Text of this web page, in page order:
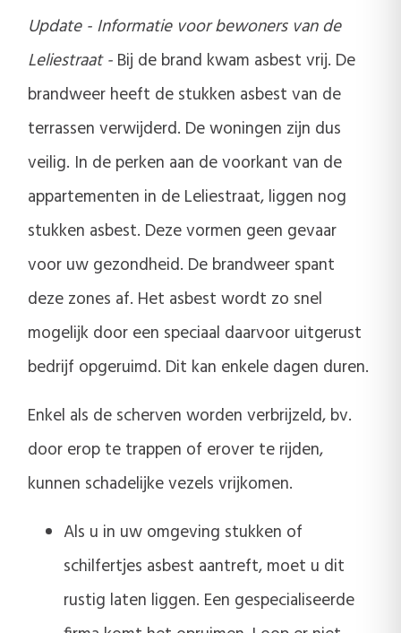
Update - Informatie voor bewoners van de
Leliestraat - Bij de brand kwam asbest vrij. De
brandweer heeft de stukken asbest van de
terrassen verwijderd. De woningen zijn dus
veilig. In de perken aan de voorkant van de
appartementen in de Leliestraat, liggen nog
stukken asbest. Deze vormen geen gevaar
voor uw gezondheid. De brandweer spant
deze zones af. Het asbest wordt zo snel
mogelijk door een speciaal daarvoor uitgerust
bedrijf opgeruimd. Dit kan enkele dagen duren.
Enkel als de scherven worden verbrijzeld, bv.
door erop te trappen of erover te rijden,
kunnen schadelijke vezels vrijkomen.
Als u in uw omgeving stukken of
schilfertjes asbest aantreft, moet u dit
rustig laten liggen. Een gespecialiseerde